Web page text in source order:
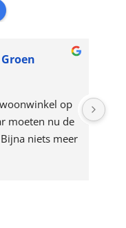
op
moeten nu de
niets meer